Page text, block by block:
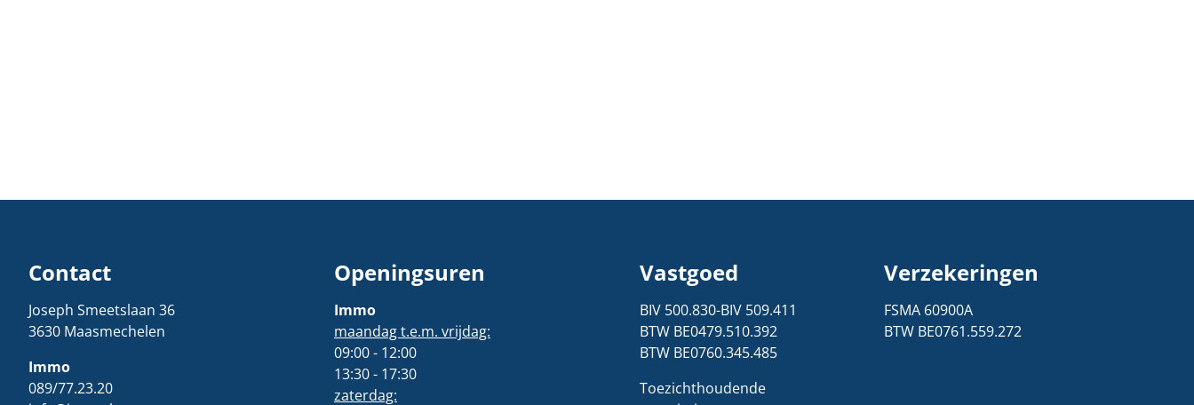
Contact
Joseph Smeetslaan 36
3630 Maasmechelen
Immo
089/77.23.20
Openingsuren
Immo
maandag t.e.m. vrijdag:
09:00 - 12:00
13:30 - 17:30
zaterdag:
Vastgoed
BIV 500.830-BIV 509.411
BTW BE0479.510.392
BTW BE0760.345.485
Toezichthoudende
Verzekeringen
FSMA 60900A
BTW BE0761.559.272